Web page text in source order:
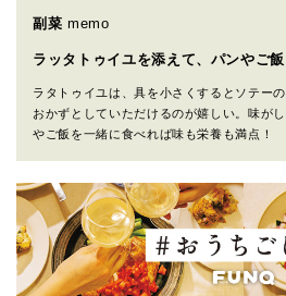
副菜 memo
ラッタトゥイユを添えて、パンやご
ラタトゥイユは、具を小さくするとソテー
おかずとしていただけるのが嬉しい。味が
やご飯を一緒に食べれば味も栄養も満点！